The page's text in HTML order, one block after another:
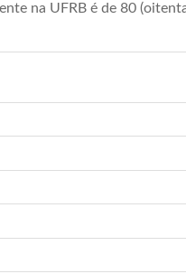
na UFRB é de 80